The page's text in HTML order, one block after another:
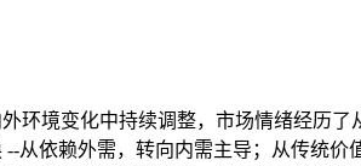
环境变化中持续调整，市场情绪经历
从依赖外需，转向内需主导；从传统